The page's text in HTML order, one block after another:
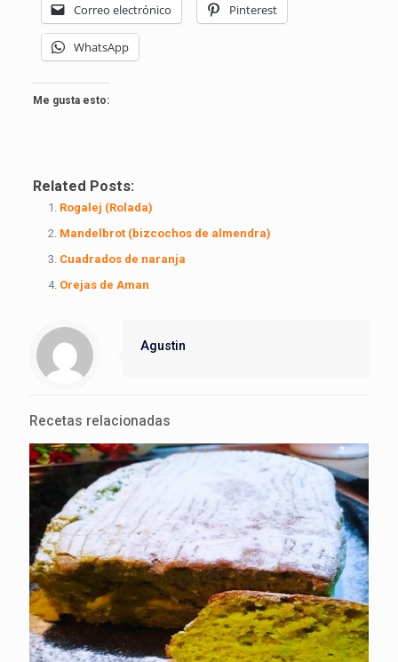
Correo electrónico Pinterest
WhatsApp
Me gusta esto:
Related Posts:
Rogalej (Rolada)
Mandelbrot (bizcochos de almendra)
Cuadrados de naranja
Orejas de Aman
Agustin
Recetas relacionadas